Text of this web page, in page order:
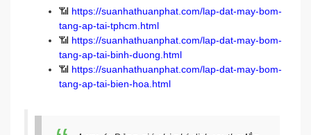
📶 https://suanhathuanphat.com/lap-dat-may-bom-
tang-ap-tai-tphcm.html
📶 https://suanhathuanphat.com/lap-dat-may-bom-
tang-ap-tai-binh-duong.html
📶 https://suanhathuanphat.com/lap-dat-may-bom-
tang-ap-tai-bien-hoa.html